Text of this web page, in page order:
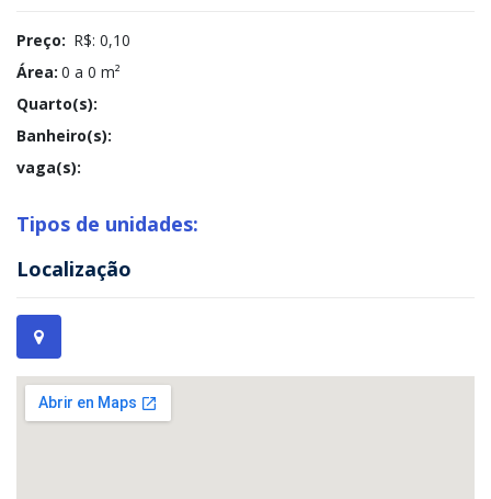
Preço: R$: 0,10
Área: 0 a 0 m²
Quarto(s):
Banheiro(s):
vaga(s):
Tipos de unidades:
Localização